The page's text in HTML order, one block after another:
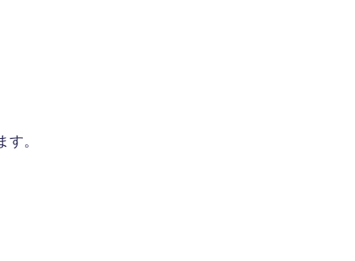
。